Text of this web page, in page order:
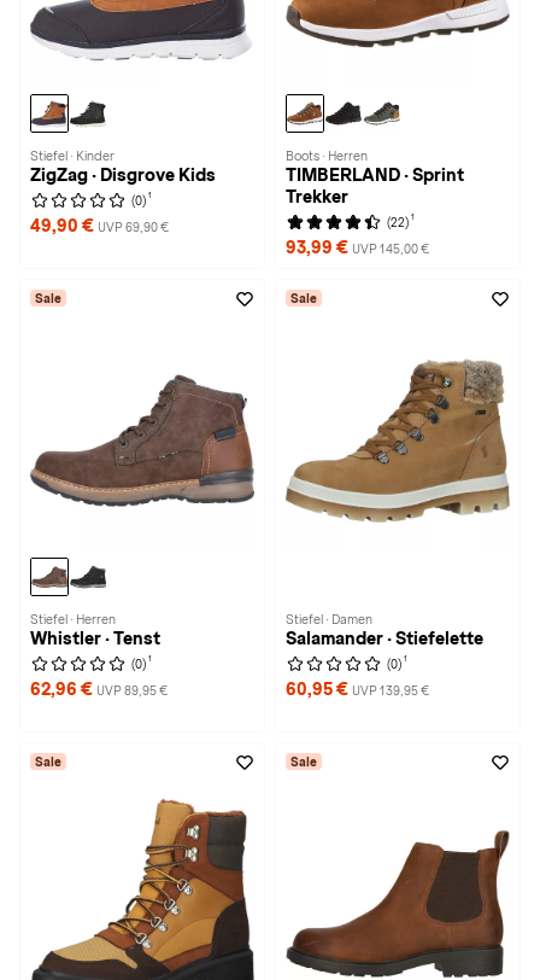
Stiefel · Kinder
ZigZag · Disgrove Kids
(0) 1
49,90 € UVP 69,90 €
Boots · Herren
TIMBERLAND · Sprint
Trekker
(22) 1
93,99 € UVP 145,00 €
Sale
Stiefel · Herren
Whistler · Tenst
(0) 1
62,96 € UVP 89,95 €
Sale
Stiefel · Damen
Salamander · Stiefelette
(0) 1
60,95 € UVP 139,95 €
Sale Sale